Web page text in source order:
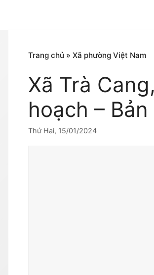
nội
Trang chủ » Xã phường Việt Nam
Xã Trà
hoạch –
Thứ Hai, 15/01/2024